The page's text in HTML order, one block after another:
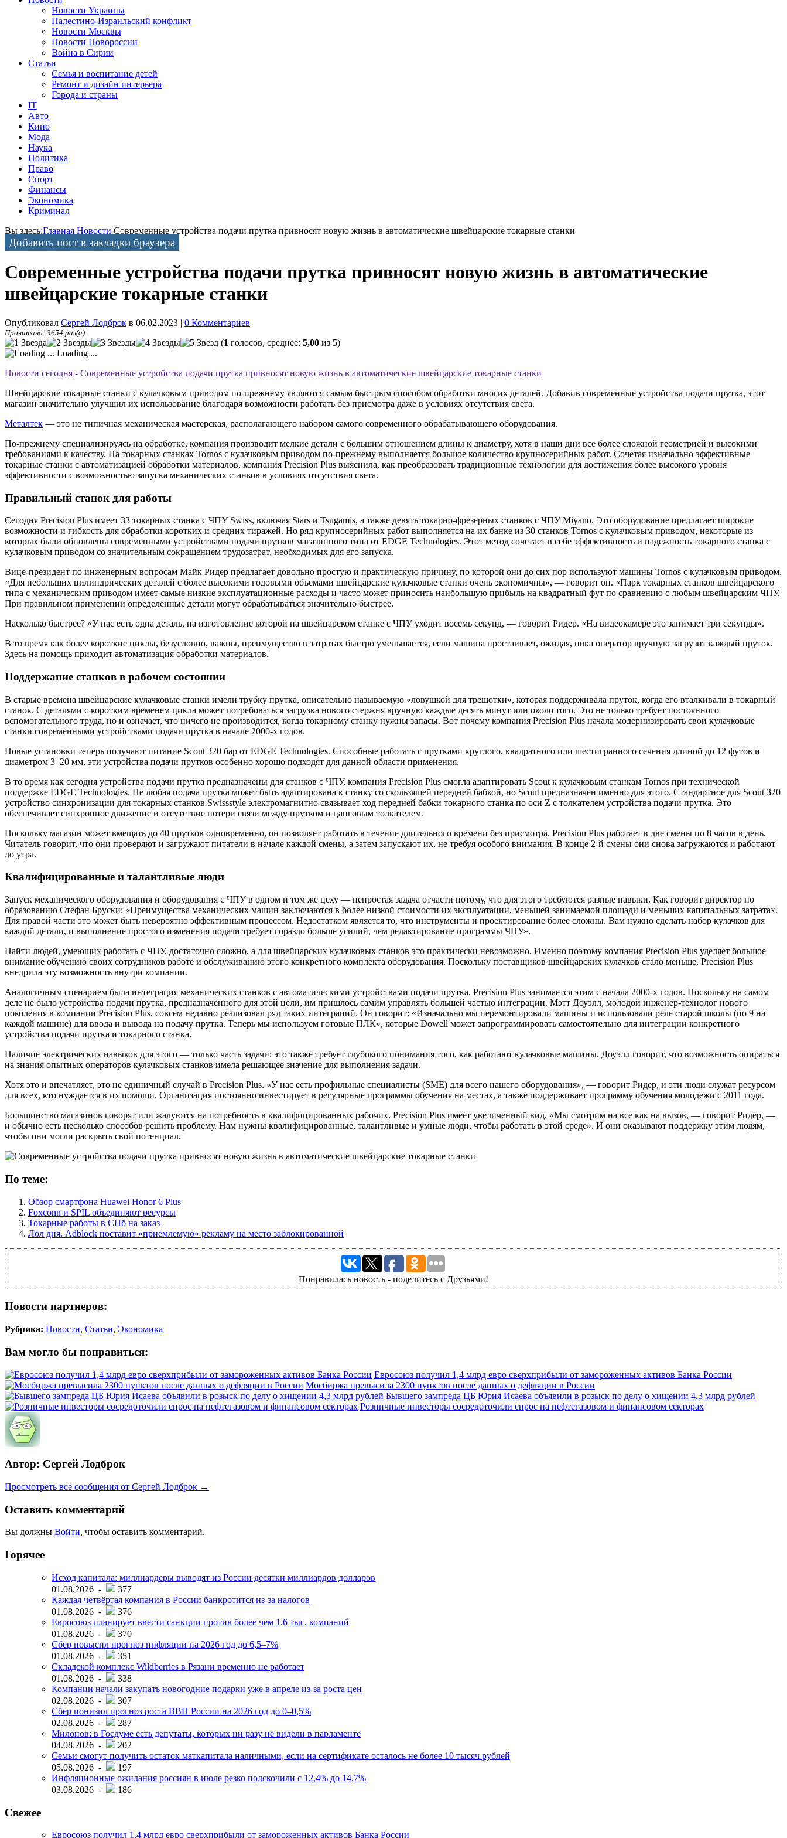
Новости Украины
Палестино-Израильский конфликт
Новости Москвы
Новости Новороссии
Война в Сирии
Статьи
Семья и воспитание детей
Ремонт и дизайн интерьера
Города и страны
IT
Авто
Кино
Мода
Наука
Политика
Право
Спорт
Финансы
Экономика
Криминал
Вы здесь:Главная Новости Современные устройства подачи прутка привносят новую жизнь в автоматические швейцарские токарные станки
Добавить пост в закладки браузера
Современные устройства подачи прутка привносят новую жизнь в автоматические
швейцарские токарные станки
Опубликовал Сергей Лодброк в 06.02.2023 | 0 Комментариев
Прочитано: 3654 раз(а)
(1 голосов, среднее: 5,00 из 5)
Loading ...
Новости сегодня - Современные устройства подачи прутка привносят новую жизнь в автоматические швейцарские токарные станки
Швейцарские токарные станки с кулачковым приводом по-прежнему являются самым быстрым способом обработки многих деталей. Добавив современные устройства подачи прутка, этот
магазин значительно улучшил их использование благодаря возможности работать без присмотра даже в условиях отсутствия света.
Металтек — это не типичная механическая мастерская, располагающего набором самого современного обрабатывающего оборудования.
По-прежнему специализируясь на обработке, компания производит мелкие детали с большим отношением длины к диаметру, хотя в наши дни все более сложной геометрией и высокими
требованиями к качеству. На токарных станках Tornos с кулачковым приводом по-прежнему выполняется большое количество крупносерийных работ. Сочетая изначально эффективные
токарные станки с автоматизацией обработки материалов, компания Precision Plus выяснила, как преобразовать традиционные технологии для достижения более высокого уровня
эффективности с возможностью запуска механических станков в условиях отсутствия света.
Правильный станок для работы
Сегодня Precision Plus имеет 33 токарных станка с ЧПУ Swiss, включая Stars и Tsugamis, а также девять токарно-фрезерных станков с ЧПУ Miyano. Это оборудование предлагает широкие
возможности и гибкость для обработки коротких и средних тиражей. Но ряд крупносерийных работ выполняется на их банке из 30 станков Tornos с кулачковым приводом, некоторые из
которых были обновлены современными устройствами подачи прутков магазинного типа от EDGE Technologies. Этот метод сочетает в себе эффективность и надежность токарного станка с
кулачковым приводом со значительным сокращением трудозатрат, необходимых для его запуска.
Вице-президент по инженерным вопросам Майк Ридер предлагает довольно простую и практическую причину, по которой они до сих пор используют машины Tornos с кулачковым приводом.
«Для небольших цилиндрических деталей с более высокими годовыми объемами швейцарские кулачковые станки очень экономичны», — говорит он. «Парк токарных станков швейцарского
типа с механическим приводом имеет самые низкие эксплуатационные расходы и часто может приносить наибольшую прибыль на квадратный фут по сравнению с любым швейцарским ЧПУ.
При правильном применении определенные детали могут обрабатываться значительно быстрее.
Насколько быстрее? «У нас есть одна деталь, на изготовление которой на швейцарском станке с ЧПУ уходит восемь секунд, — говорит Ридер. «На видеокамере это занимает три секунды».
В то время как более короткие циклы, безусловно, важны, преимущество в затратах быстро уменьшается, если машина простаивает, ожидая, пока оператор вручную загрузит каждый пруток.
Здесь на помощь приходит автоматизация обработки материалов.
Поддержание станков в рабочем состоянии
В старые времена швейцарские кулачковые станки имели трубку прутка, описательно называемую «ловушкой для трещотки», которая поддерживала пруток, когда его вталкивали в токарный
станок. С деталями с коротким временем цикла может потребоваться загрузка нового стержня вручную каждые десять минут или около того. Это не только требует постоянного
вспомогательного труда, но и означает, что ничего не производится, когда токарному станку нужны запасы. Вот почему компания Precision Plus начала модернизировать свои кулачковые
станки современными устройствами подачи прутка в начале 2000-х годов.
Новые установки теперь получают питание Scout 320 бар от EDGE Technologies. Способные работать с прутками круглого, квадратного или шестигранного сечения длиной до 12 футов и
диаметром 3–20 мм, эти устройства подачи прутков особенно хорошо подходят для данной области применения.
В то время как сегодня устройства подачи прутка предназначены для станков с ЧПУ, компания Precision Plus смогла адаптировать Scout к кулачковым станкам Tornos при технической
поддержке EDGE Technologies. Не любая подача прутка может быть адаптирована к станку со скользящей передней бабкой, но Scout предназначен именно для этого. Стандартное для Scout 320
устройство синхронизации для токарных станков Swissstyle электромагнитно связывает ход передней бабки токарного станка по оси Z с толкателем устройства подачи прутка. Это
обеспечивает синхронное движение и отсутствие потери связи между прутком и цанговым толкателем.
Поскольку магазин может вмещать до 40 прутков одновременно, он позволяет работать в течение длительного времени без присмотра. Precision Plus работает в две смены по 8 часов в день.
Читатель говорит, что они проверяют и загружают питатели в начале каждой смены, а затем запускают их, не требуя особого внимания. В конце 2-й смены они снова загружаются и работают
до утра.
Квалифицированные и талантливые люди
Запуск механического оборудования и оборудования с ЧПУ в одном и том же цеху — непростая задача отчасти потому, что для этого требуются разные навыки. Как говорит директор по
образованию Стефан Бруски: «Преимущества механических машин заключаются в более низкой стоимости их эксплуатации, меньшей занимаемой площади и меньших капитальных затратах.
Для правой части это может быть невероятно эффективным процессом. Недостатком является то, что инструменты и проектирование более сложны. Вам нужно сделать набор кулачков для
каждой детали, и выполнение простого изменения подачи требует гораздо больше усилий, чем редактирование программы ЧПУ».
Найти людей, умеющих работать с ЧПУ, достаточно сложно, а для швейцарских кулачковых станков это практически невозможно. Именно поэтому компания Precision Plus уделяет большое
внимание обучению своих сотрудников работе и обслуживанию этого конкретного комплекта оборудования. Поскольку поставщиков швейцарских кулачков стало меньше, Precision Plus
внедрила эту возможность внутри компании.
Аналогичным сценарием была интеграция механических станков с автоматическими устройствами подачи прутка. Precision Plus занимается этим с начала 2000-х годов. Поскольку на самом
деле не было устройства подачи прутка, предназначенного для этой цели, им пришлось самим управлять большей частью интеграции. Мэтт Доуэлл, молодой инженер-технолог нового
поколения в компании Precision Plus, совсем недавно реализовал ряд таких интеграций. Он говорит: «Изначально мы перемонтировали машины и использовали реле старой школы (по 9 на
каждой машине) для ввода и вывода на подачу прутка. Теперь мы используем готовые ПЛК», которые Dowell может запрограммировать самостоятельно для интеграции конкретного
устройства подачи прутка и токарного станка.
Наличие электрических навыков для этого — только часть задачи; это также требует глубокого понимания того, как работают кулачковые машины. Доуэлл говорит, что возможность опираться
на знания опытных операторов кулачковых станков имела решающее значение для выполнения задачи.
Хотя это и впечатляет, это не единичный случай в Precision Plus. «У нас есть профильные специалисты (SME) для всего нашего оборудования», — говорит Ридер, и эти люди служат ресурсом
для всех, кто нуждается в их помощи. Организация постоянно инвестирует в регулярные программы обучения на местах, а также поддерживает программу обучения молодежи с 2011 года.
Большинство магазинов говорят или жалуются на потребность в квалифицированных рабочих. Precision Plus имеет увеличенный вид. «Мы смотрим на все как на вызов, — говорит Ридер, —
и обычно есть несколько способов решить проблему. Нам нужны квалифицированные, талантливые и умные люди, чтобы работать в этой среде». И они оказывают поддержку этим людям,
чтобы они могли раскрыть свой потенциал.
По теме:
Обзор смартфона Huawei Honor 6 Plus
Foxconn и SPIL объединяют ресурсы
Токарные работы в СПб на заказ
Лол дня. Adblock поставит «приемлемую» рекламу на место заблокированной
Понравилась новость - поделитесь с Друзьями!
Новости партнеров:
Рубрика: Новости, Статьи, Экономика
Вам могло бы понравиться:
Евросоюз получил 1,4 млрд евро сверхприбыли от замороженных активов Банка России
Мосбиржа превысила 2300 пунктов после данных о дефляции в России
Бывшего зампреда ЦБ Юрия Исаева объявили в розыск по делу о хищении 4,3 млрд рублей
Розничные инвесторы сосредоточили спрос на нефтегазовом и финансовом секторах
Автор: Сергей Лодброк
Просмотреть все сообщения от Сергей Лодброк →
Оставить комментарий
Вы должны Войти, чтобы оставить комментарий.
Горячее
Исход капитала: миллиардеры выводят из России десятки миллиардов долларов
01.08.2026 -
377
Каждая четвёртая компания в России банкротится из-за налогов
01.08.2026 -
376
Евросоюз планирует ввести санкции против более чем 1,6 тыс. компаний
01.08.2026 -
370
Сбер повысил прогноз инфляции на 2026 год до 6,5–7%
01.08.2026 -
351
Складской комплекс Wildberries в Рязани временно не работает
01.08.2026 -
338
Компании начали закупать новогодние подарки уже в апреле из-за роста цен
02.08.2026 -
307
Сбер понизил прогноз роста ВВП России на 2026 год до 0–0,5%
02.08.2026 -
287
Милонов: в Госдуме есть депутаты, которых ни разу не видели в парламенте
04.08.2026 -
202
Семьи смогут получить остаток маткапитала наличными, если на сертификате осталось не более 10 тысяч рублей
05.08.2026 -
197
Инфляционные ожидания россиян в июле резко подскочили с 12,4% до 14,7%
03.08.2026 -
186
Свежее
Евросоюз получил 1,4 млрд евро сверхприбыли от замороженных активов Банка России